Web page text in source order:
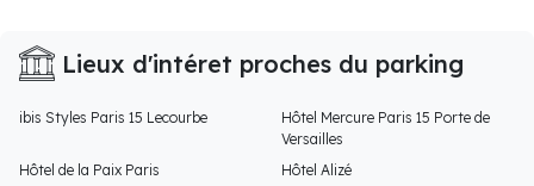
Lieux d'intéret proches du parking
ibis Styles Paris 15 Lecourbe
Hôtel Mercure Paris 15 Porte de
Versailles
Hôtel de la Paix Paris
Hôtel Alizé